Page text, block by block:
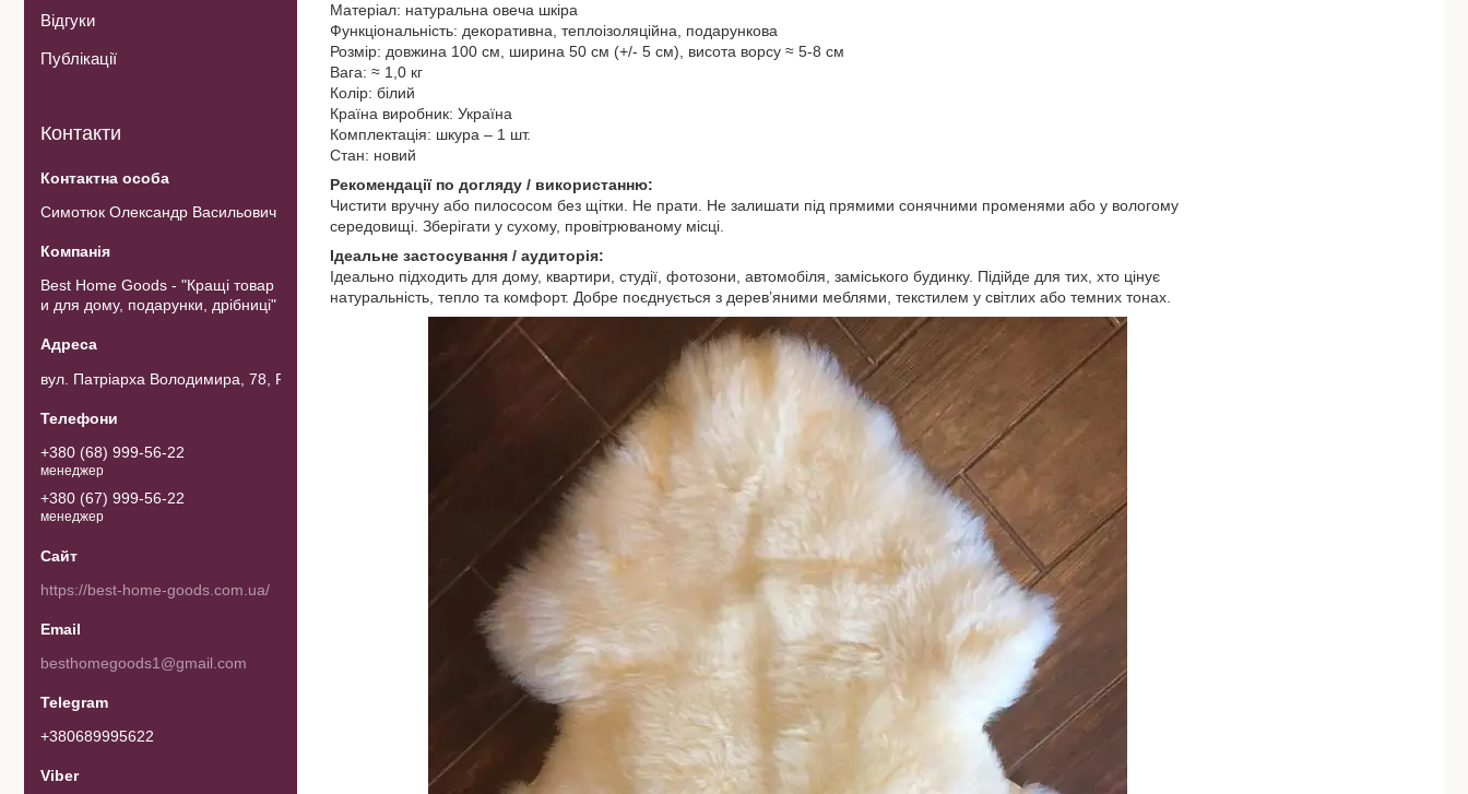
Матеріал: натуральна овеча шкіра
Функціональність: декоративна, теплоізоляційна, подарункова
Розмір: довжина 100 см, ширина 50 см (+/- 5 см), висота ворсу ≈ 5-8 см
Вага: ≈ 1,0 кг
Колір: білий
Країна виробник: Україна
Комплектація: шкура – 1 шт.
Стан: новий
Рекомендації по догляду / використанню:
Чистити вручну або пилососом без щітки. Не прати. Не залишати під прямими сонячними променями або у вологому
середовищі. Зберігати у сухому, провітрюваному місці.
Ідеальне застосування / аудиторія:
Ідеально підходить для дому, квартири, студії, фотозони, автомобіля, заміського будинку. Підійде для тих, хто цінує
натуральність, тепло та комфорт. Добре поєднується з дерев’яними меблями, текстилем у світлих або темних тонах.
Відгуки
Публікації
Контакти
Симотюк Олександр Васильович
Best Home Goods - "Кращі товар
и для дому, подарунки, дрібниці"
вул. Патріарха Володимира, 78, Рожнов, Україна
+380 (68) 999-56-22
менеджер
+380 (67) 999-56-22
менеджер
https://best-home-goods.com.ua/
besthomegoods1@gmail.com
+380689995622